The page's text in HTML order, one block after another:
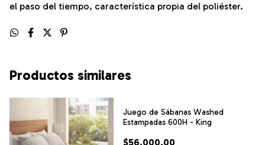
el paso del tiempo, característica propia del poliéster.
Productos similares
Juego de Sábanas Washed
Estampadas 600H - King
$56.000,00